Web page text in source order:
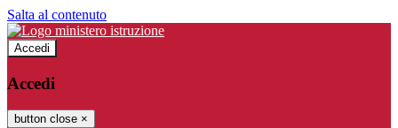
Salta al contenuto
Accedi
Accedi
button close ×